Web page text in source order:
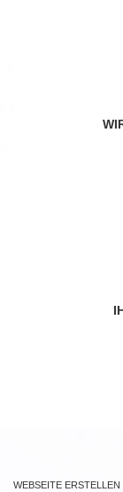
WEBSEITE ERSTELLEN